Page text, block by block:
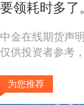
要领耗时多了
中金在线期货声
仅供投资者参考
为您推荐